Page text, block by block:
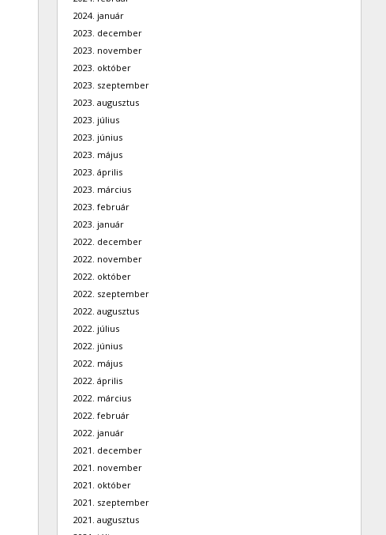
2024. január
2023. december
2023. november
2023. október
2023. szeptember
2023. augusztus
2023. július
2023. június
2023. május
2023. április
2023. március
2023. február
2023. január
2022. december
2022. november
2022. október
2022. szeptember
2022. augusztus
2022. július
2022. június
2022. május
2022. április
2022. március
2022. február
2022. január
2021. december
2021. november
2021. október
2021. szeptember
2021. augusztus